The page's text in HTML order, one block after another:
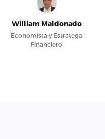
William Maldonado
Economista y Estratega
Financiero